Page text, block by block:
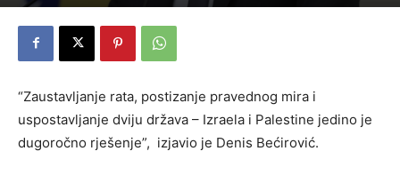
“Zaustavljanje rata, postizanje pravednog mira i
uspostavljanje dviju država – Izraela i Palestine jedino je
dugoročno rješenje”, izjavio je Denis Bećirović.